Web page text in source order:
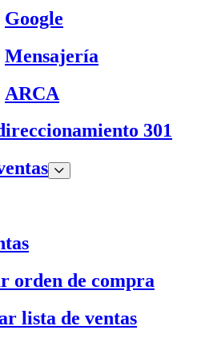
Google
Mensajería
ARCA
301
orden de compra
lista de ventas